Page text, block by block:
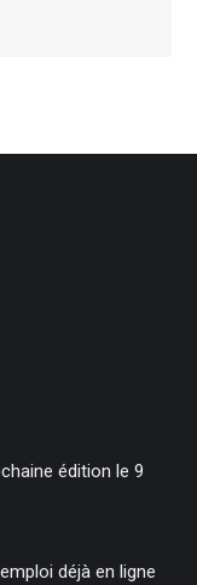
édition le 9
déjà en ligne